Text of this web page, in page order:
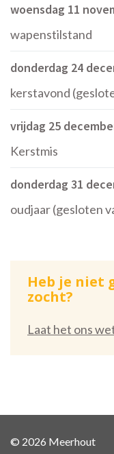
woensdag 11
wapenstilstand
donderdag 24
kerstavond
vrijdag 25
Kerstmis
donderdag 31
oudjaar (gesloten
Heb je niet
zocht?
Laat het ons
© 2026 Meerhout